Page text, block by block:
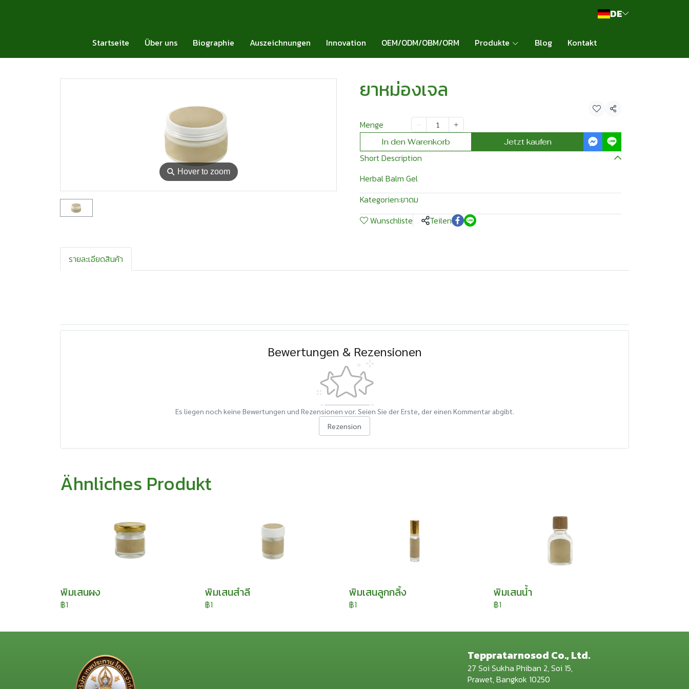
DE
Startseite Über uns Biographie Auszeichnungen Innovation OEM/ODM/OBM/ORM Produkte Blog Kontakt
⚲ Hover to zoom
ยาหม่องเจล
Teilen
Menge
In den Warenkorb Jetzt kaufen
Short Description
Herbal Balm Gel
Kategorien:ยาดม
Wunschliste
Teilen
รายละเอียดสินค้า
Bewertungen & Rezensionen
Es liegen noch keine Bewertungen und Rezensionen vor. Seien Sie der Erste, der einen Kommentar abgibt.
Rezension
Ähnliches Produkt
พิมเสนผง
฿1
พิมเสนสำลี
฿1
พิมเสนลูกกลิ้ง
฿1
พิมเสนน้ำ
฿1
Teppratarnosod Co., Ltd.
27 Soi Sukha Phiban 2, Soi 15,
Prawet, Bangkok 10250